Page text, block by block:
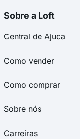
Sobre a Loft
Central de Ajuda
Como vender
Como comprar
Sobre nós
Carreiras